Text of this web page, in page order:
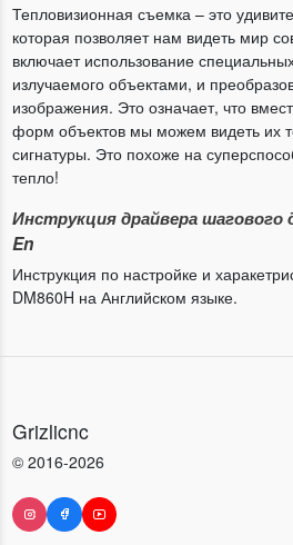
Тепловизионная съемка – это
которая позволяет нам видеть мир
включает использование
излучаемого объектами, и
изображения. Это означает, что
форм объектов мы можем видеть их
сигнатуры. Это похоже на
тепло!
Инструкция драйвера шагового
En
Инструкция по настройке и
DM860H на Английском языке.
Grizlicnc
© 2016-2026